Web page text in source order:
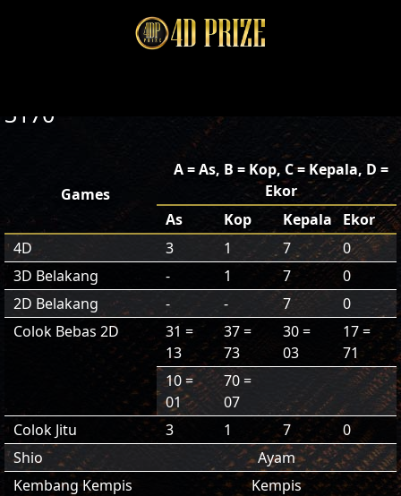
3170
Games
A = As, B = Kop, C = Kepala, D =
Ekor
As
Kop Kepala
Ekor
4D
3 1 7
0
3D Belakang
- 1 7
0
2D Belakang
- - 7
0
Colok Bebas 2D
31 =
13
37 =
73
30 =
03
17 =
71
10 =
01
70 =
07
Colok Jitu
3 1 7
0
Shio
Ayam
Kembang Kempis
Kempis